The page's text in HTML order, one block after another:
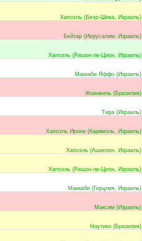
Хапоэль (Беэр-Шева, Израиль)
Бейтар (Иерусалим, Израиль)
Хапоэль (Ришон-ле-Цион, Израиль)
Маккаби Яффо (Израиль)
Жоинвиль (Бразилия)
Тира (Израиль)
Хапоэль Ирони (Кармиэль, Израиль)
Хапоэль (Ашкелон, Израиль)
Хапоэль (Ришон-ле-Цион, Израиль)
Маккаби (Герцлия, Израиль)
Максим (Израиль)
Наутико (Бразилия)